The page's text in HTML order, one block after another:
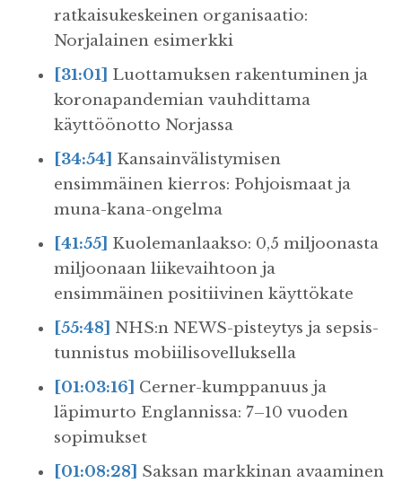
ratkaisukeskeinen organisaatio:
Norjalainen esimerkki
[31:01]
Luottamuksen rakentuminen ja
koronapandemian vauhdittama
käyttöönotto Norjassa
[34:54]
Kansainvälistymisen
ensimmäinen kierros: Pohjoismaat ja
muna-kana-ongelma
[41:55]
Kuolemanlaakso: 0,5 miljoonasta
miljoonaan liikevaihtoon ja
ensimmäinen positiivinen käyttökate
[55:48]
NHS:n NEWS-pisteytys ja sepsis-
tunnistus mobiilisovelluksella
[01:03:16]
Cerner-kumppanuus ja
läpimurto Englannissa: 7–10 vuoden
sopimukset
[01:08:28]
Saksan markkinan avaaminen